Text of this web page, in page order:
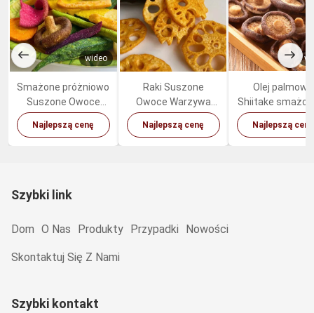
wideo
Smażone próżniowo
Suszone Owoce
Warzywa Mieszane
Zdrowe Organiczne
Najlepszą cenę
Raki Suszone
Owoce Warzywa
Pikantne Przekąski
Korzeń Lotosu
Najlepszą cenę
Olej palmowy
Shiitake
głębokim
grzyby
Najlepszą cenę
Szybki link
Dom O Nas Produkty Przypadki Nowości
Skontaktuj Się Z Nami
Szybki kontakt